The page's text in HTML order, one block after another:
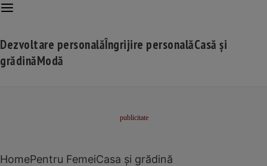
Dezvoltare personalăÎngrijire personalăCasă și
grădinăModă
HomePentru FemeiCasa și grădină